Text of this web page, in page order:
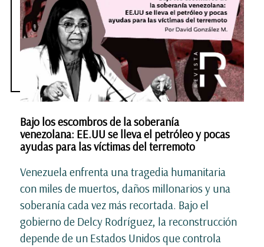
Bajo los escombros de la soberanía
venezolana: EE.UU se lleva el petróleo y pocas
ayudas para las víctimas del terremoto
Venezuela enfrenta una tragedia humanitaria
con miles de muertos, daños millonarios y una
soberanía cada vez más recortada. Bajo el
gobierno de Delcy Rodríguez, la reconstrucción
depende de un Estados Unidos que controla